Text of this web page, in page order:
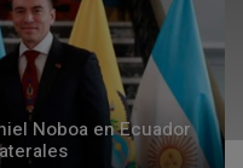
Noboa en Ecuador